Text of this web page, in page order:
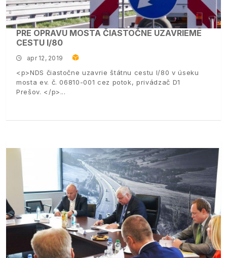
PRE OPRAVU MOSTA ČIASTOČNE UZAVRIEME
CESTU I/80
apr 12, 2019
<p>NDS čiastočne uzavrie štátnu cestu I/80 v úseku
mosta ev. č. 06810-001 cez potok, privádzač D1
Prešov. </p>